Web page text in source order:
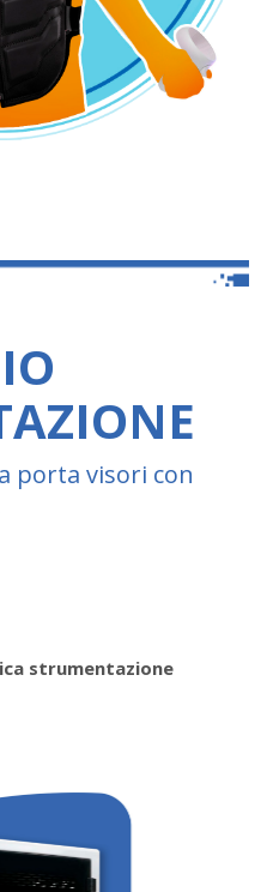
porta visori con
strumentazione